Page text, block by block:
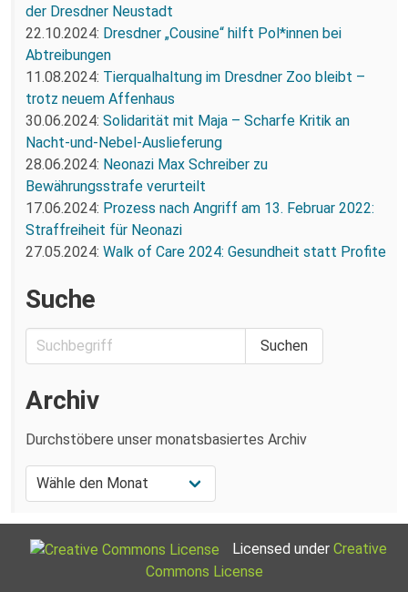
der Dresdner Neustadt
22.10.2024: Dresdner „Cousine“ hilft Pol*innen bei
Abtreibungen
11.08.2024: Tierqualhaltung im Dresdner Zoo bleibt –
trotz neuem Affenhaus
30.06.2024: Solidarität mit Maja – Scharfe Kritik an
Nacht-und-Nebel-Auslieferung
28.06.2024: Neonazi Max Schreiber zu
Bewährungsstrafe verurteilt
17.06.2024: Prozess nach Angriff am 13. Februar 2022:
Straffreiheit für Neonazi
27.05.2024: Walk of Care 2024: Gesundheit statt Profite
Suche
Archiv
Durchstöbere unser monatsbasiertes Archiv
Licensed under Creative
Commons License